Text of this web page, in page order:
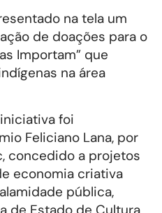
na tela um
de doações para o
Importam” que
na área
foi
Feliciano Lana, por
concedido a projetos
economia criativa
pública,